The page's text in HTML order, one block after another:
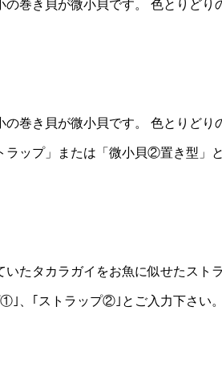
の巻き貝が微小貝です。 色とりど
の巻き貝が微小貝です。 色とりど
ップ」または「微小貝②置き型」と
たタカラガイをお魚に似せたスト
｣、｢ストラップ②｣とご入力下さい。